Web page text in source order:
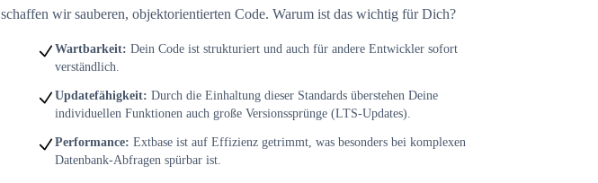
schaffen wir sauberen, objektorientierten Code. Warum ist das wichtig für Dich?
Wartbarkeit: Dein Code ist strukturiert und auch für andere Entwickler sofort
verständlich.
Updatefähigkeit: Durch die Einhaltung dieser Standards überstehen Deine
individuellen Funktionen auch große Versionssprünge (LTS-Updates).
Performance: Extbase ist auf Effizienz getrimmt, was besonders bei komplexen
Datenbank-Abfragen spürbar ist.